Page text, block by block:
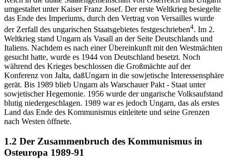
umgestaltet unter Kaiser Franz Josef. Der erste Weltkrieg besiegelte
das Ende des Imperiums, durch den Vertrag von Versailles wurde
der Zerfall des ungarischen Staatsgebietes festgeschrieben4. Im 2.
Weltkrieg stand Ungarn als Vasall an der Seite Deutschlands und
Italiens. Nachdem es nach einer Übereinkunft mit den Westmächten
gesucht hatte, wurde es 1944 von Deutschland besetzt. Noch
während des Krieges beschlossen die Großmächte auf der
Konferenz von Jalta, daßUngarn in die sowjetische Interessensphäre
gerät. Bis 1989 blieb Ungarn als Warschauer Pakt - Staat unter
sowjetischer Hegemonie. 1956 wurde der ungarische Volksaufstand
blutig niedergeschlagen. 1989 war es jedoch Ungarn, das als erstes
Land das Ende des Kommunismus einleitete und seine Grenzen
nach Westen öffnete.
1.2 Der Zusammenbruch des Kommunismus in
Osteuropa 1989-91